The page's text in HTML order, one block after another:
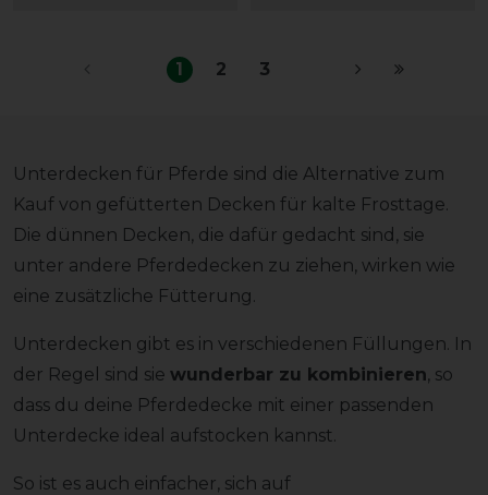
1 2 3
Unterdecken für Pferde sind die Alternative zum
Kauf von gefütterten Decken für kalte Frosttage.
Die dünnen Decken, die dafür gedacht sind, sie
unter andere Pferdedecken zu ziehen, wirken wie
eine zusätzliche Fütterung.
Unterdecken gibt es in verschiedenen Füllungen. In
der Regel sind sie wunderbar zu kombinieren, so
dass du deine Pferdedecke mit einer passenden
Unterdecke ideal aufstocken kannst.
So ist es auch einfacher, sich auf